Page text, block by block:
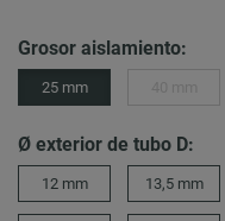
Grosor aislamiento:
25 mm
Ø exterior de tubo D:
12 mm 13,5 mm